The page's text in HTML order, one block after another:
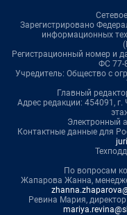
Зарегистрировано
информационных
Регистрационный номер и
ФС 77-
Учредитель: Общество с
Главный
Адрес редакции: 454091, г.
Электронный
Контактные данные для
По вопросам
Жапарова Жанна,
Ревина Мария,